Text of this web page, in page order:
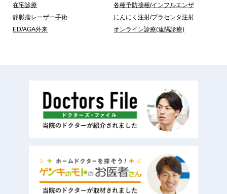
在宅診療
各種予防接種/インフルエンザ
静脈瘤レーザー手術
にんにく注射/プラセンタ注射
ED/AGA外来
オンライン診療(遠隔診療)